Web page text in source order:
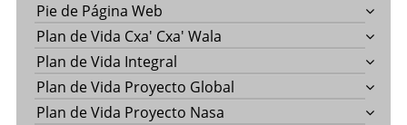
Pie de Página Web
Plan de Vida Cxa' Cxa' Wala
Plan de Vida Integral
Plan de Vida Proyecto Global
Plan de Vida Proyecto Nasa